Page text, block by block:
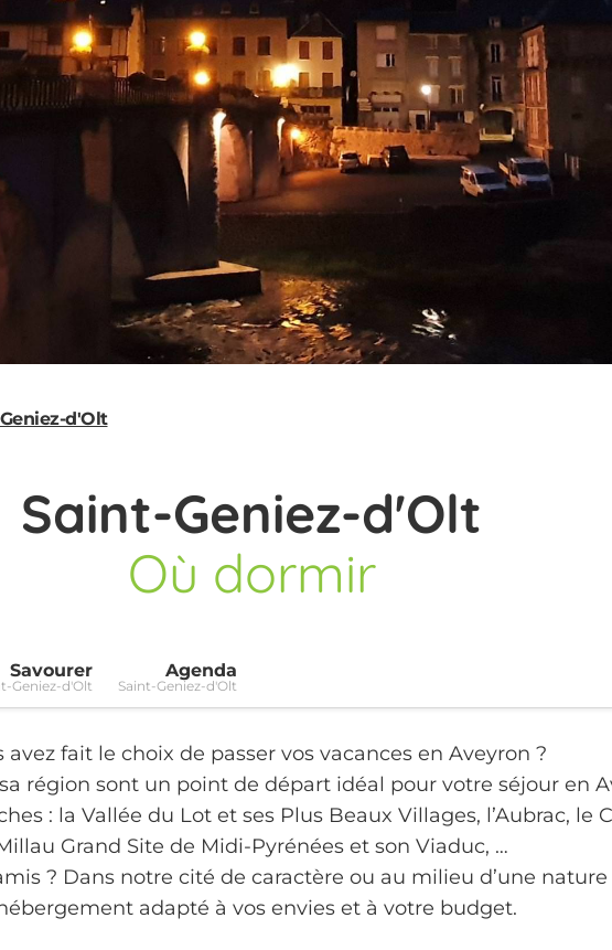
d'Olt
Saint-Geniez-d'Olt
Où dormir
Savourer
Geniez-d'Olt
Agenda
Saint-Geniez-d'Olt
avez fait le choix de passer vos vacances en Aveyron ?
sa région sont un point de départ idéal pour votre séjour en
: la Vallée du Lot et ses Plus Beaux Villages, l’Aubrac, le
Grand Site de Midi-Pyrénées et son Viaduc, …
? Dans notre cité de caractère ou au milieu d’une
adapté à vos envies et à votre budget.